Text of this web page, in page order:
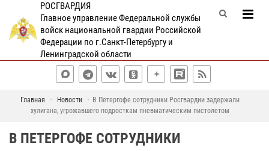
РОСГВАРДИЯ
Главное управление Федеральной службы
войск национальной гвардии Российской
Федерации по г.Санкт-Петербургу и
Ленинградской области
Главная Новости
В Петергофе сотрудники Росгвардии задержали
хулигана, угрожавшего подросткам пневматическим пистолетом
В ПЕТЕРГОФЕ СОТРУДНИКИ